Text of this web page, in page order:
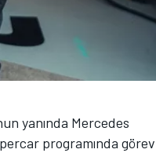
yanında Mercedes
programında görev